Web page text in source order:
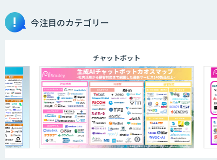
AI開発・伴走支援・内製化支援
ID ZERO（アイディーゼロ）
DXセカンドオピニオン
今注目のカテゴリー
チャットボット